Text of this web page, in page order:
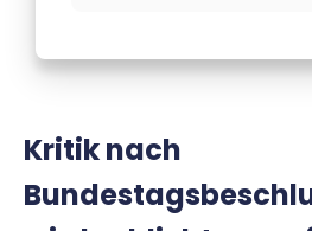
Kritik nach